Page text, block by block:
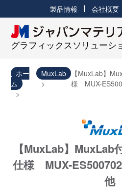
グラフィックスソリューシ
製品情報 会社概要
ホー
ム
MuxLab 【MuxLab】
様 MUX-
【MuxLab】MuxLab
仕様 MUX-
他